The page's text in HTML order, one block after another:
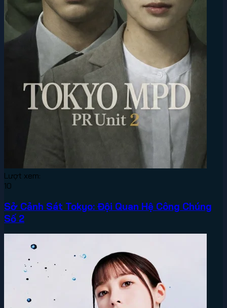
Lượt xem:
10
Sở Cảnh Sát Tokyo: Đội Quan Hệ Công Chúng
Số 2